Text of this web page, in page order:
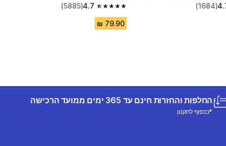
(1684)
4.7
4.7 out of 5 stars from 5885 reviews
(5885)
החלפות והחזרות חינם עד 365 ימים ממועד הרכישה
*בכפוף לתקנון